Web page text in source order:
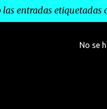
entradas etiquetadas
No se